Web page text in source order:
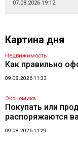
07.08.2026 19:12
Картина дня
Недвижимость
Как правильно
09.08.2026 11:33
Экономика
Покупать или
распоряжаются
09.08.2026 11:29